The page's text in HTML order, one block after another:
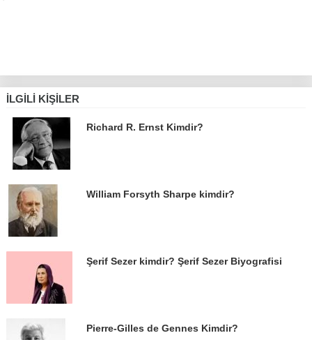
İLGILI KIŞILER
Richard R. Ernst Kimdir?
William Forsyth Sharpe kimdir?
Şerif Sezer kimdir? Şerif Sezer Biyografisi
Pierre-Gilles de Gennes Kimdir?